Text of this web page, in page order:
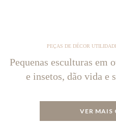
PEÇAS DE DÉCOR
Pequenas esculturas em
e insetos, dão vida e
VER MAIS